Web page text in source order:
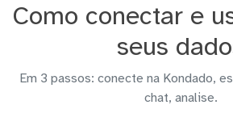
Como conectar e
seus
Em 3 passos: conecte na Kondado,
chat, analise.